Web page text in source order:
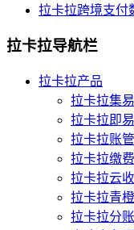
拉卡拉跨境支付
拉卡拉导航栏
拉卡拉产品
拉卡拉集
拉卡拉即
拉卡拉账
拉卡拉缴
拉卡拉云
拉卡拉青
拉卡拉分